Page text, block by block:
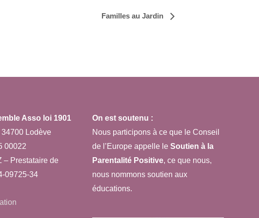
Familles au Jardin
Asso loi 1901
Lodève
00022
– Prestataire de
09725-34
On est soutenu :
Nous participons à ce que le Conseil
de l’Europe appelle le Soutien à la
Parentalité Positive, ce que nous,
nous nommons soutien aux
éducations.